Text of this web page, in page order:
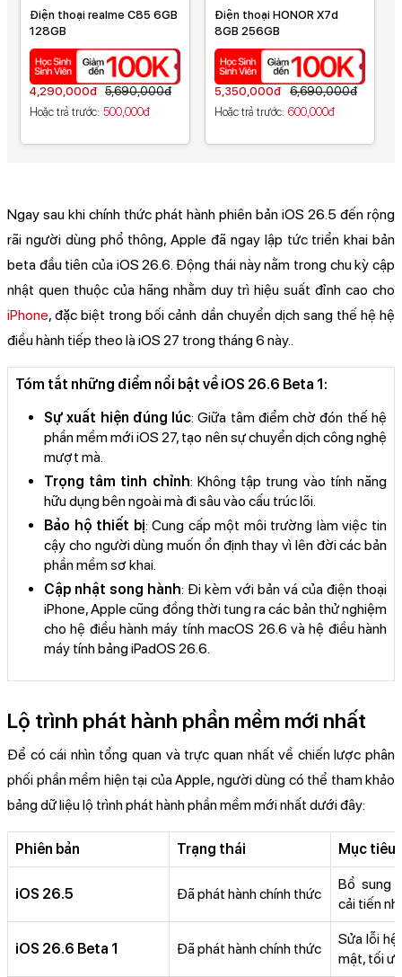
Điện thoại realme C85 6GB
128GB
4,290,000đ 5,690,000đ
Hoặc trả trước 500,000đ
Điện thoại HONOR X7d
8GB 256GB
5,350,000đ
6,690,000đ
Hoặc trả trước 600,000đ
Ngay sau khi chính thức phát hành phiên bản iOS 26.5 đến rộng
rãi người dùng phổ thông, Apple đã ngay lập tức triển khai bản
beta đầu tiên của iOS 26.6. Động thái này nằm trong chu kỳ cập
nhật quen thuộc của hãng nhằm duy trì hiệu suất đỉnh cao cho
iPhone, đặc biệt trong bối cảnh dần chuyển dịch sang thế hệ hệ
điều hành tiếp theo là iOS 27 trong tháng 6 này..
Tóm tắt những điểm nổi bật về iOS 26.6 Beta 1:
Sự xuất hiện đúng lúc: Giữa tâm điểm chờ đón thế hệ
phần mềm mới iOS 27, tạo nên sự chuyển dịch công nghệ
mượt mà.
Trọng tâm tinh chỉnh: Không tập trung vào tính năng
hữu dụng bên ngoài mà đi sâu vào cấu trúc lõi.
Bảo hộ thiết bị: Cung cấp một môi trường làm việc tin
cậy cho người dùng muốn ổn định thay vì lên đời các bản
phần mềm sơ khai.
Cập nhật song hành: Đi kèm với bản vá của điện thoại
iPhone, Apple cũng đồng thời tung ra các bản thử nghiệm
cho hệ điều hành máy tính macOS 26.6 và hệ điều hành
máy tính bảng iPadOS 26.6.
Lộ trình phát hành phần mềm mới nhất
Để có cái nhìn tổng quan và trực quan nhất về chiến lược phân
phối phần mềm hiện tại của Apple, người dùng có thể tham khảo
bảng dữ liệu lộ trình phát hành phần mềm mới nhất dưới đây:
Phiên bản Trạng thái Mục tiêu
iOS 26.5 Đã phát hành chính thức
Bổ sung
cải tiến
iOS 26.6 Beta 1 Đã phát hành chính thức
Sửa lỗi
mật, tối